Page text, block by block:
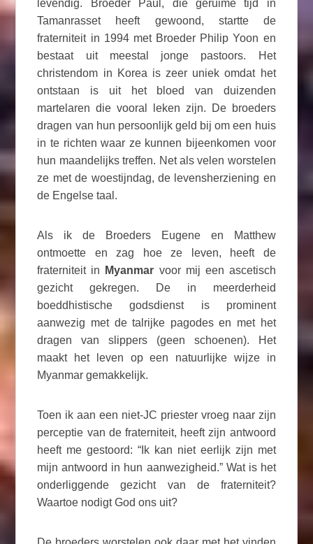
levendig. Broeder Paul, die geruime tijd in
Tamanrasset heeft gewoond, startte de
fraterniteit in 1994 met Broeder Philip Yoon en
bestaat uit meestal jonge pastoors. Het
christendom in Korea is zeer uniek omdat het
ontstaan is uit het bloed van duizenden
martelaren die vooral leken zijn. De broeders
dragen van hun persoonlijk geld bij om een ​​huis
in te richten waar ze kunnen bijeenkomen voor
hun maandelijks treffen. Net als velen worstelen
ze met de woestijndag, de levensherziening en
de Engelse taal.
Als ik de Broeders Eugene en Matthew
ontmoette en zag hoe ze leven, heeft de
fraterniteit in
Myanmar voor mij een ascetisch
gezicht gekregen. De in meerderheid
boeddhistische godsdienst is prominent
aanwezig met de talrijke pagodes en met het
dragen van slippers (geen schoenen). Het
maakt het leven op een natuurlijke wijze in
Myanmar gemakkelijk.
Toen ik aan een niet-JC priester vroeg naar zijn
perceptie van de fraterniteit, heeft zijn antwoord
heeft me gestoord: “Ik kan niet eerlijk zijn met
mijn antwoord in hun aanwezigheid.” Wat is het
onderliggende gezicht van de fraterniteit?
Waartoe nodigt God ons uit?